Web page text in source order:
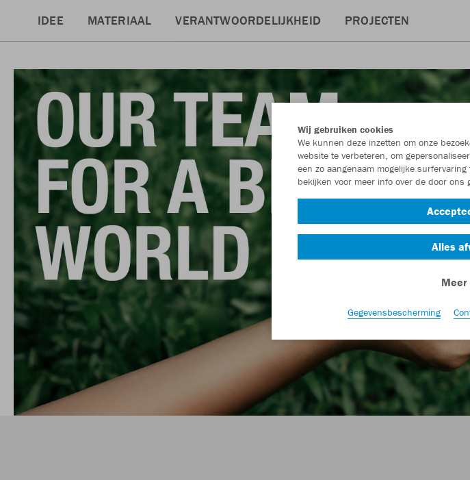
IDEE MATERIAAL VERANTWOORDELIJKHEID PROJECTEN
Wij gebruiken cookies
We kunnen deze inzetten om onze
website te verbeteren, om
een zo aangenaam mogelijke
bekijken voor meer info over de door ons
Alles
Meer
Gegevensbescherming